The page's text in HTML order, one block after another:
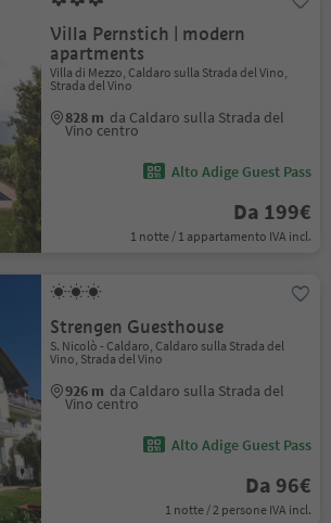
Villa Pernstich | modern
apartments
Villa di Mezzo, Caldaro sulla Strada del Vino,
Strada del Vino
828 m da Caldaro sulla Strada del
Vino centro
Alto Adige Guest Pass
Da 199€
1 notte / 1 appartamento IVA incl.
Strengen Guesthouse
S. Nicolò - Caldaro, Caldaro sulla Strada del
Vino, Strada del Vino
926 m da Caldaro sulla Strada del
Vino centro
Alto Adige Guest Pass
Da 96€
1 notte / 2 persone IVA incl.